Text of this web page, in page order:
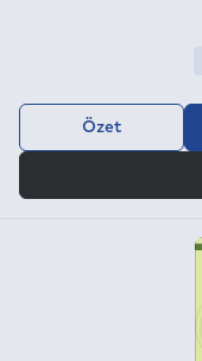
Özet